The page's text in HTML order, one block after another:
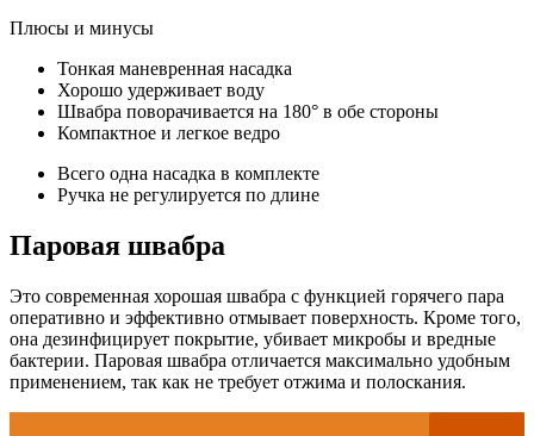
Плюсы и минусы
Тонкая маневренная насадка
Хорошо удерживает воду
Швабра поворачивается на 180° в обе стороны
Компактное и легкое ведро
Всего одна насадка в комплекте
Ручка не регулируется по длине
Паровая швабра
Это современная хорошая швабра с функцией горячего пара
оперативно и эффективно отмывает поверхность. Кроме того,
она дезинфицирует покрытие, убивает микробы и вредные
бактерии. Паровая швабра отличается максимально удобным
применением, так как не требует отжима и полоскания.